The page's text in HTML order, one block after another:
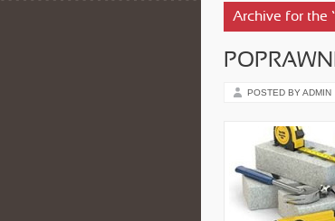
Archive for the
POSTED BY ADMIN